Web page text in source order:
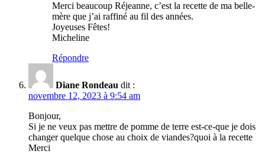
Merci beaucoup Réjeanne, c’est la recette de ma belle-
mère que j’ai raffiné au fil des années.
Joyeuses Fêtes!
Micheline
Répondre
Diane Rondeau dit :
novembre 12, 2023 à 9:54 am
Bonjour,
Si je ne veux pas mettre de pomme de terre est-ce-que je dois
changer quelque chose au choix de viandes?quoi à la recette
Merci